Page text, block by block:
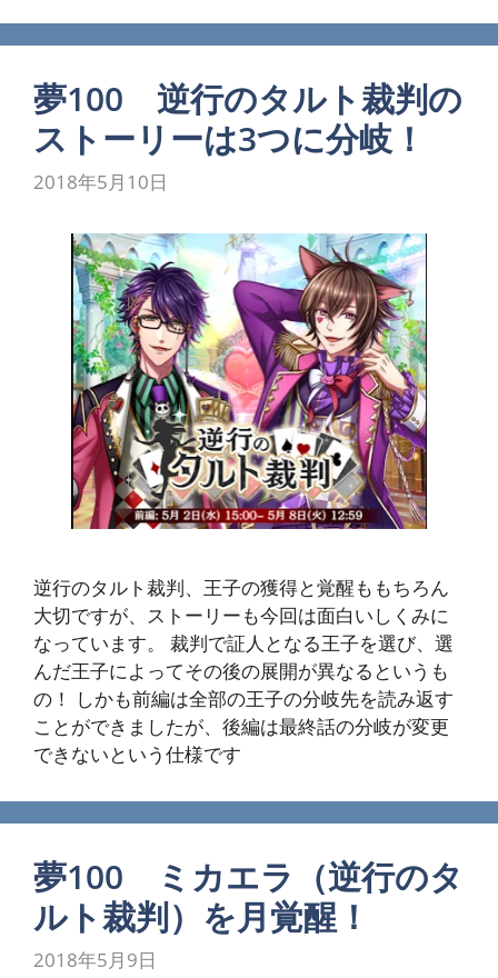
夢100 逆行のタルト裁判の
ストーリーは3つに分岐！
2018年5月10日
逆行のタルト裁判、王子の獲得と覚醒ももちろん
大切ですが、ストーリーも今回は面白いしくみに
なっています。 裁判で証人となる王子を選び、選
んだ王子によってその後の展開が異なるというも
の！ しかも前編は全部の王子の分岐先を読み返す
ことができましたが、後編は最終話の分岐が変更
できないという仕様です
夢100 ミカエラ（逆行のタ
ルト裁判）を月覚醒！
2018年5月9日